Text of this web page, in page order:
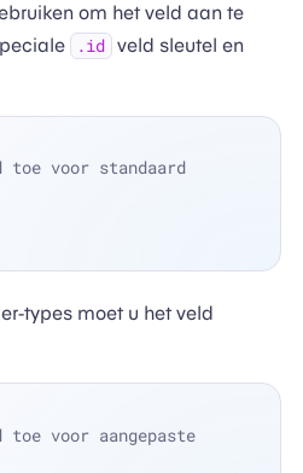
om het veld aan te
.id veld sleutel en
voor standaard
types moet u het veld
voor aangepaste